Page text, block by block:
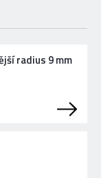
radius 9 mm